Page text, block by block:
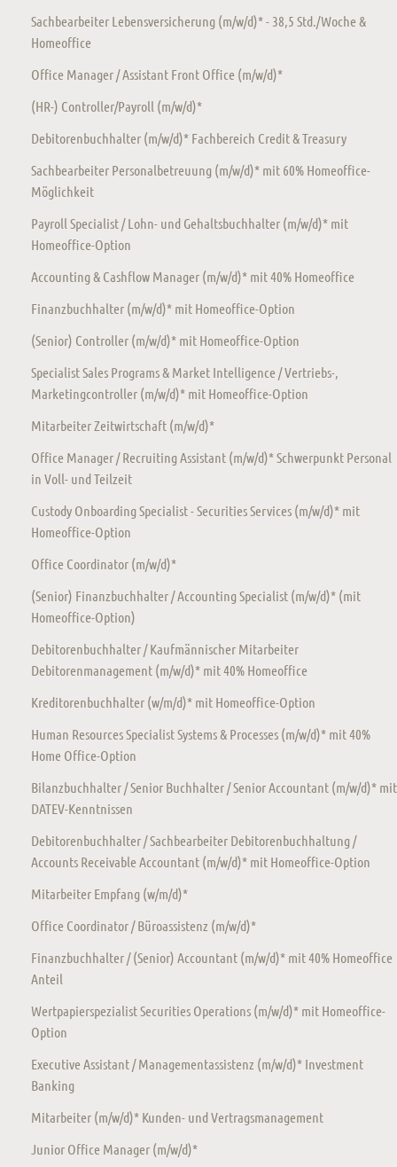
Sachbearbeiter Lebensversicherung (m/w/d)* - 38,5 Std./Woche &
Homeoffice
Office Manager / Assistant Front Office (m/w/d)*
(HR-) Controller/Payroll (m/w/d)*
Debitorenbuchhalter (m/w/d)* Fachbereich Credit & Treasury
Sachbearbeiter Personalbetreuung (m/w/d)* mit 60% Homeoffice-
Möglichkeit
Payroll Specialist / Lohn- und Gehaltsbuchhalter (m/w/d)* mit
Homeoffice-Option
Accounting & Cashflow Manager (m/w/d)* mit 40% Homeoffice
Finanzbuchhalter (m/w/d)* mit Homeoffice-Option
(Senior) Controller (m/w/d)* mit Homeoffice-Option
Specialist Sales Programs & Market Intelligence / Vertriebs-,
Marketingcontroller (m/w/d)* mit Homeoffice-Option
Mitarbeiter Zeitwirtschaft (m/w/d)*
Office Manager / Recruiting Assistant (m/w/d)* Schwerpunkt Personal
in Voll- und Teilzeit
Custody Onboarding Specialist - Securities Services (m/w/d)* mit
Homeoffice-Option
Office Coordinator (m/w/d)*
(Senior) Finanzbuchhalter / Accounting Specialist (m/w/d)* (mit
Homeoffice-Option)
Debitorenbuchhalter / Kaufmännischer Mitarbeiter
Debitorenmanagement (m/w/d)* mit 40% Homeoffice
Kreditorenbuchhalter (w/m/d)* mit Homeoffice-Option
Human Resources Specialist Systems & Processes (m/w/d)* mit 40%
Home Office-Option
Bilanzbuchhalter / Senior Buchhalter / Senior Accountant (m/w/d)* mit
DATEV-Kenntnissen
Debitorenbuchhalter / Sachbearbeiter Debitorenbuchhaltung /
Accounts Receivable Accountant (m/w/d)* mit Homeoffice-Option
Mitarbeiter Empfang (w/m/d)*
Office Coordinator / Büroassistenz (m/w/d)*
Finanzbuchhalter / (Senior) Accountant (m/w/d)* mit 40% Homeoffice
Anteil
Wertpapierspezialist Securities Operations (m/w/d)* mit Homeoffice-
Option
Executive Assistant / Managementassistenz (m/w/d)* Investment
Banking
Mitarbeiter (m/w/d)* Kunden- und Vertragsmanagement
Junior Office Manager (m/w/d)*